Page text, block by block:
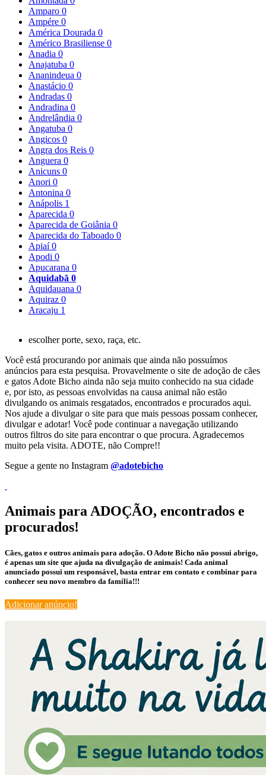
Amparo 0
Ampére 0
América Dourada 0
Américo Brasiliense 0
Anadia 0
Anajatuba 0
Ananindeua 0
Anastácio 0
Andradas 0
Andradina 0
Andrelândia 0
Angatuba 0
Angicos 0
Angra dos Reis 0
Anguera 0
Anicuns 0
Anori 0
Antonina 0
Anápolis 1
Aparecida 0
Aparecida de Goiânia 0
Aparecida do Taboado 0
Apiaí0
Apodi 0
Apucarana 0
Aquidabã 0
Aquidauana 0
Aquiraz 0
Aracaju 1
escolher porte, sexo, raça, etc.
Você está procurando por animais que ainda não possuímos
anúncios para esta pesquisa. Provavelmente o site de adoção de cães
e gatos Adote Bicho ainda não seja muito conhecido na sua cidade
e, por isto, as pessoas envolvidas na causa animal não estão
divulgando os animais resgatados, encontrados e procurados aqui.
Nos ajude a divulgar o site para que mais pessoas possam conhecer,
divulgar e adotar! Você pode continuar a navegação utilizando
outros filtros do site para encontrar o que procura. Agradecemos
muito pela visita. ADOTE, não Compre!!
Segue a gente no Instagram @adotebicho
Animais para ADOÇÃO, encontrados e
procurados!
Cães, gatos e outros animais para adoção. O Adote Bicho não possui abrigo,
é apenas um site que ajuda na divulgação de animais! Cada animal
anunciado possui um responsável, basta entrar em contato e combinar para
conhecer seu novo membro da família!!!
Adicionar anúncio!